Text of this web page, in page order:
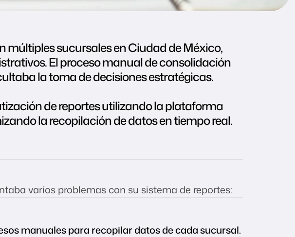
múltiples sucursales en Ciudad de México,
El proceso manual de consolidación
la toma de decisiones estratégicas.
de reportes utilizando la plataforma
la recopilación de datos en tiempo real.
varios problemas con su sistema de reportes:
manuales para recopilar datos de cada sucursal.